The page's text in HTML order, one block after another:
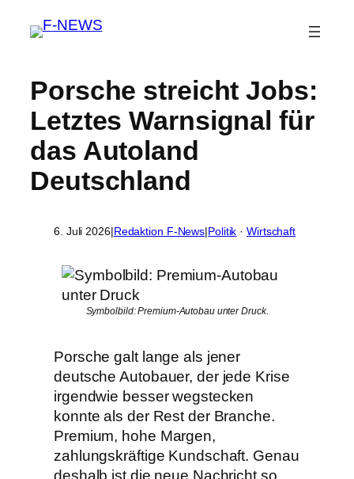
Porsche streicht Jobs:
Letztes Warnsignal für
das Autoland
Deutschland
6. Juli 2026|Redaktion F-News|Politik · Wirtschaft
Symbolbild: Premium-Autobau unter Druck.
Porsche galt lange als jener
deutsche Autobauer, der jede Krise
irgendwie besser wegstecken
konnte als der Rest der Branche.
Premium, hohe Margen,
zahlungskräftige Kundschaft. Genau
deshalb ist die neue Nachricht so